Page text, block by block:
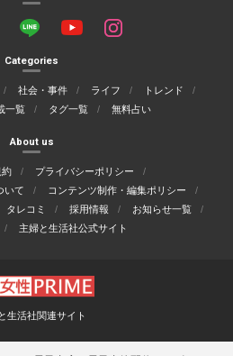
Categories
社会・事件 ライフ
トレンド
一覧 タグ一覧 無料占い
About us
プライバシーポリシー
いて
コンテンツ制作・編集ポリシー
タレコミ 採用情報
お知らせ一覧
主婦と生活社公式サイト
生活社関連サイト